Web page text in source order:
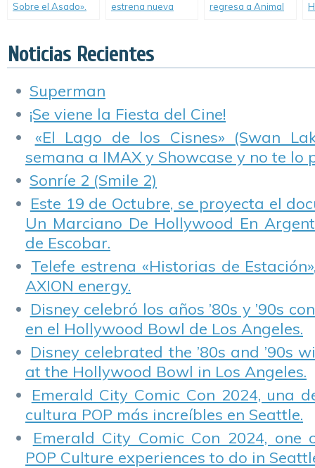
Sobre el Asado».
estrena nueva
regresa a Animal
Noticias Recientes
Superman
¡Se viene la Fiesta del Cine!
«El Lago de los Cisnes» (Swan
semana a IMAX y Showcase y no te lo
Sonríe 2 (Smile 2)
Este 19 de Octubre, se proyecta el
Un Marciano De Hollywood En
de Escobar.
Telefe estrena «Historias de
AXION energy.
Disney celebró los años ’80s y ’90s
en el Hollywood Bowl de Los Angeles.
Disney celebrated the ’80s and ’90s
at the Hollywood Bowl in Los Angeles.
Emerald City Comic Con 2024, una
cultura POP más increíbles en Seattle.
Emerald City Comic Con 2024,
POP Culture experiences to do in